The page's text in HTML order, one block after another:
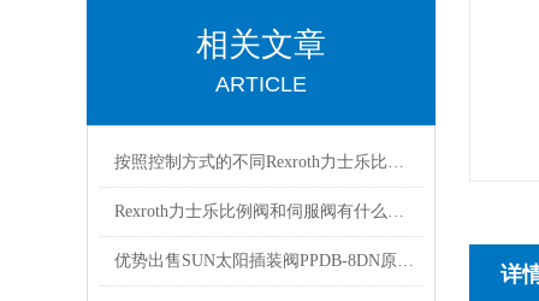
相关文章
ARTICLE
按照控制方式的不同Rexroth力士乐比例阀可以分为3大类别
Rexroth力士乐比例阀和伺服阀有什么区别？看完这篇文章你就明白了
优势出售SUN太阳插装阀PPDB-8DN原装有库存
详